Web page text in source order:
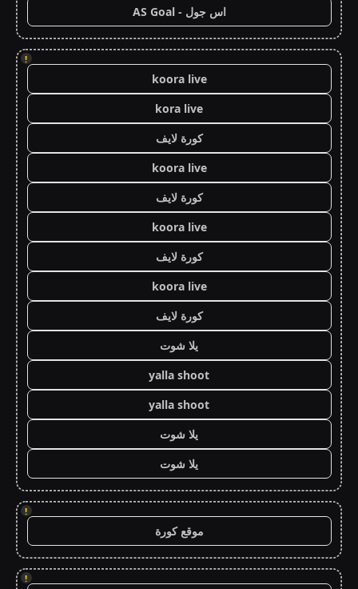
اس جول - AS Goal
!
koora live
kora live
كورة لايف
koora live
كورة لايف
koora live
كورة لايف
koora live
كورة لايف
يلا شوت
yalla shoot
yalla shoot
يلا شوت
يلا شوت
!
موقع كورة
!